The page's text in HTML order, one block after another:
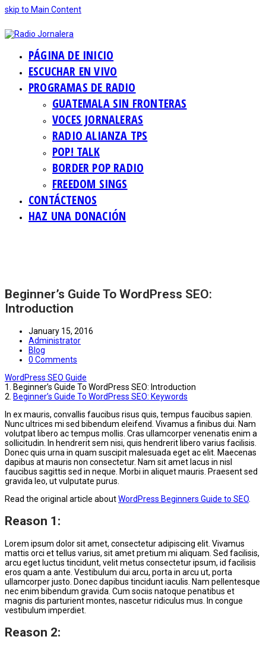
skip to Main Content
PÁGINA DE INICIO
ESCUCHAR EN VIVO
PROGRAMAS DE RADIO
GUATEMALA SIN FRONTERAS
VOCES JORNALERAS
RADIO ALIANZA TPS
POP! TALK
BORDER POP RADIO
FREEDOM SINGS
CONTÁCTENOS
HAZ UNA DONACIÓN
Beginner’s Guide To WordPress SEO:
Introduction
January 15, 2016
Administrator
Blog
0 Comments
WordPress SEO Guide
1.
Beginner’s Guide To WordPress SEO: Introduction
2. Beginner’s Guide To WordPress SEO: Keywords
In ex mauris, convallis faucibus risus quis, tempus faucibus sapien.
Nunc ultrices mi sed bibendum eleifend. Vivamus a finibus dui. Nam
volutpat libero ac tempus mollis. Cras ullamcorper venenatis enim a
sollicitudin. In hendrerit sem nisi, quis hendrerit libero varius facilisis.
Donec quis urna in quam suscipit malesuada eget ac elit. Maecenas
dapibus at mauris non consectetur. Nam sit amet lacus in nisl
faucibus sagittis sed in neque. Morbi in aliquet mauris. Praesent sed
gravida leo, ut vulputate purus.
Read the original article aboutWordPress Beginners Guide to SEO
Reason 1:
Lorem ipsum dolor sit amet, consectetur adipiscing elit. Vivamus
mattis orci et tellus varius, sit amet pretium mi aliquam. Sed facilisis,
arcu eget luctus tincidunt, velit metus consectetur ipsum, id facilisis
eros quam a ante. Vestibulum dui arcu, porta in arcu ut, porta
ullamcorper justo. Donec dapibus tincidunt iaculis. Nam pellentesque
nec enim bibendum gravida. Cum sociis natoque penatibus et
magnis dis parturient montes, nascetur ridiculus mus. In congue
vestibulum imperdiet.
Reason 2: